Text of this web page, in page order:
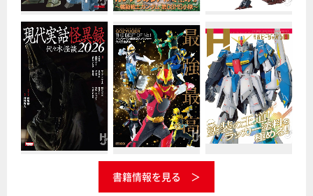
書籍情報を見る